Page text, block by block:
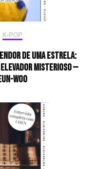
K-POP
de uma estrela:
elevador misterioso —
WOO